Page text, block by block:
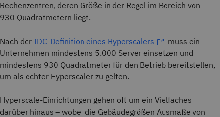
Rechenzentren, deren Größe in der Regel im Bereich von
930 Quadratmetern liegt.
Nach der IDC-Definition eines Hyperscalers
muss ein
Unternehmen mindestens 5.000 Server einsetzen und
mindestens 930 Quadratmeter für den Betrieb bereitstellen,
um als echter Hyperscaler zu gelten.
Hyperscale-Einrichtungen gehen oft um ein Vielfaches
darüber hinaus – wobei die Gebäudegrößen Ausmaße von